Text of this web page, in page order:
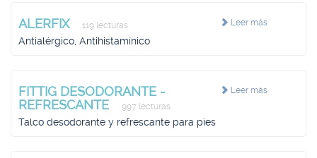
Leer más
ALERFIX 119 lecturas
Antialérgico, Antihistamínico
Leer más
FITTIG DESODORANTE -
REFRESCANTE
997 lecturas
Talco desodorante y refrescante para pies